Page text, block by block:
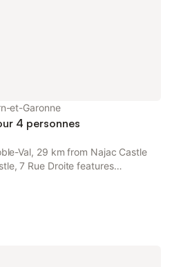
et-Garonne
4 personnes
Val, 29 km from Najac Castle
7 Rue Droite features
in a historic building.